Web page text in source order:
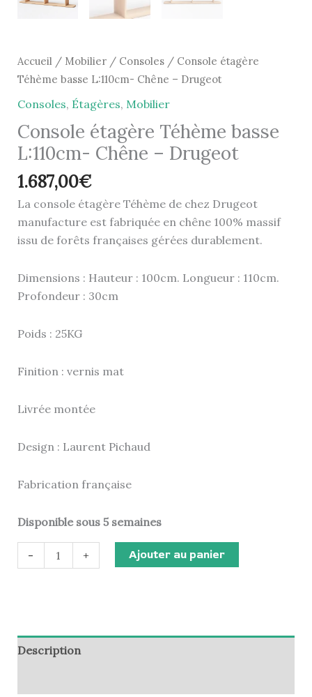
Accueil / Mobilier/ Consoles/ Console étagère
Téhème basse L:110cm- Chêne – Drugeot
Consoles, Étagères, Mobilier
Console étagère Téhème basse
L:110cm- Chêne – Drugeot
1.687,00€
La console étagère Téhème de chez Drugeot
manufacture est fabriquée en chêne 100% massif
issu de forêts françaises gérées durablement.
Dimensions : Hauteur : 100cm. Longueur : 110cm.
Profondeur : 30cm
Poids : 25KG
Finition : vernis mat
Livrée montée
Design : Laurent Pichaud
Fabrication française
Disponible sous 5 semaines
- + Ajouter au panier
Description